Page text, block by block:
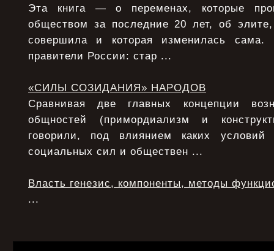
Эта книга — о переменах, которые
обществом за последние 20 лет, об
совершила и которая изменилась
правители России: стар ...
«СИЛЫ СОЗИДАНИЯ» НАРОДОВ
Сравнивая две главных концепции
общностей (примордиализм и
говорили, под влиянием каких
социальных сил и обществен ...
Власть генезис, компоненты, методы
...